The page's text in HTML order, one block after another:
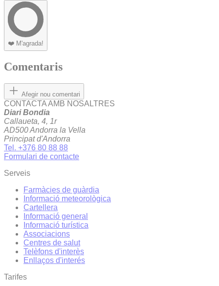
❤️ M'agrada!
Comentaris
Afegir nou comentari
CONTACTA AMB NOSALTRES
Diari Bondia
Callaueta, 4, 1r
AD500 Andorra la Vella
Principat d'Andorra
Tel. +376 80 88 88
Formulari de contacte
Serveis
Farmàcies de guàrdia
Informació meteorològica
Cartellera
Informació general
Informació turística
Associacions
Centres de salut
Telèfons d'interès
Enllaços d'interés
Tarifes